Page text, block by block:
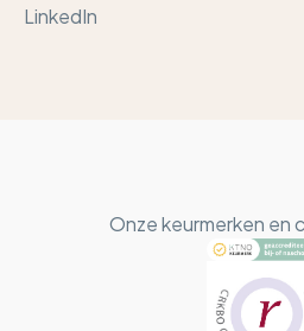
LinkedIn
Onze keurmerken en